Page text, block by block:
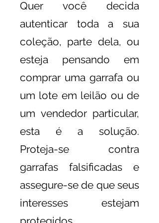
Quer você decida
autenticar toda a sua
coleção, parte dela, ou
esteja pensando em
comprar uma garrafa ou
um lote em leilão ou de
um vendedor particular,
esta é a solução.
Proteja-se contra
garrafas falsificadas e
assegure-se de que seus
interesses estejam